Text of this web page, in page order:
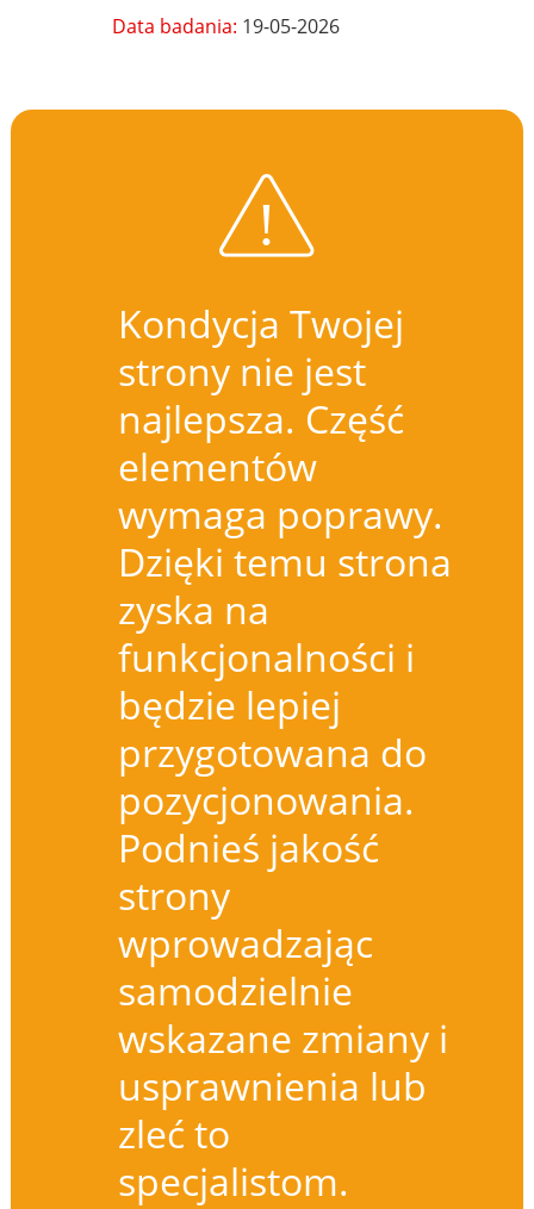
Data badania: 19-05-2026
Kondycja Twojej
strony nie jest
najlepsza. Część
elementów
wymaga poprawy.
Dzięki temu strona
zyska na
funkcjonalności i
będzie lepiej
przygotowana do
pozycjonowania.
Podnieś jakość
strony
wprowadzając
samodzielnie
wskazane zmiany i
usprawnienia lub
zleć to
specjalistom.